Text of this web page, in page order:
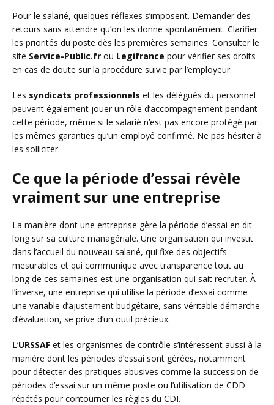
Pour le salarié, quelques réflexes s’imposent. Demander des
retours sans attendre qu’on les donne spontanément. Clarifier
les priorités du poste dès les premières semaines. Consulter le
site Service-Public.fr ou Legifrance pour vérifier ses droits
en cas de doute sur la procédure suivie par l’employeur.
Les syndicats professionnels et les délégués du personnel
peuvent également jouer un rôle d’accompagnement pendant
cette période, même si le salarié n’est pas encore protégé par
les mêmes garanties qu’un employé confirmé. Ne pas hésiter à
les solliciter.
Ce que la période d’essai révèle
vraiment sur une entreprise
La manière dont une entreprise gère la période d’essai en dit
long sur sa culture managériale. Une organisation qui investit
dans l’accueil du nouveau salarié, qui fixe des objectifs
mesurables et qui communique avec transparence tout au
long de ces semaines est une organisation qui sait recruter. À
l’inverse, une entreprise qui utilise la période d’essai comme
une variable d’ajustement budgétaire, sans véritable démarche
d’évaluation, se prive d’un outil précieux.
L’URSSAF et les organismes de contrôle s’intéressent aussi à la
manière dont les périodes d’essai sont gérées, notamment
pour détecter des pratiques abusives comme la succession de
périodes d’essai sur un même poste ou l’utilisation de CDD
répétés pour contourner les règles du CDI.